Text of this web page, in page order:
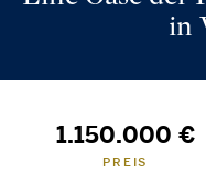
in
1.150.000 €
PREIS